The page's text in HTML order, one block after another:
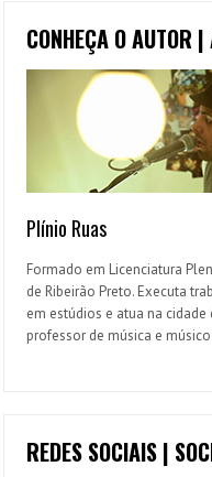
CONHEÇA O AUTOR
Plínio Ruas
Formado em Licenciatura
de Ribeirão Preto. Executa
em estúdios e atua na
professor de música e
REDES SOCIAIS |